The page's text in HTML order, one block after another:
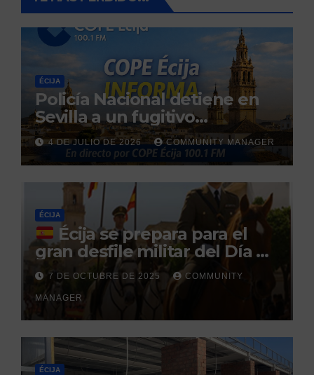
ÉCIJA
Policía Nacional detiene en
Sevilla a un fugitivo
reclamado por narcotráfico
tras no regresar a prisión
durante un permiso
penitenciario
4 DE JULIO DE 2026 COMMUNITY MANAGER
ÉCIJA
Écija se prepara para el
gran desfile militar del Día de
la Hispanidad organizado por
el Centro Militar de Cría
Caballar
7 DE OCTUBRE DE 2025 COMMUNITY
MANAGER
ÉCIJA